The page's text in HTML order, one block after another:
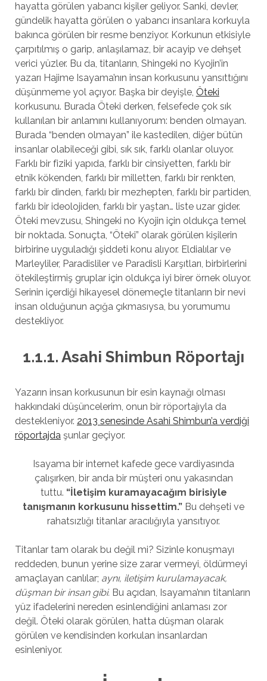
hayatta görülen yabancı kişiler geliyor. Sanki, devler,
gündelik hayatta görülen o yabancı insanlara korkuyla
bakınca görülen bir resme benziyor. Korkunun etkisiyle
çarpıtılmış o garip, anlaşılamaz, bir acayip ve dehşet
verici yüzler. Bu da, titanların, Shingeki no Kyojin’in
yazarı Hajime Isayama’nın insan korkusunu yansıttığını
düşünmeme yol açıyor. Başka bir deyişle, Öteki
korkusunu. Burada Öteki derken, felsefede çok sık
kullanılan bir anlamını kullanıyorum: benden olmayan.
Burada “benden olmayan” ile kastedilen, diğer bütün
insanlar olabileceği gibi, sık sık, farklı olanlar oluyor.
Farklı bir fiziki yapıda, farklı bir cinsiyetten, farklı bir
etnik kökenden, farklı bir milletten, farklı bir renkten,
farklı bir dinden, farklı bir mezhepten, farklı bir partiden,
farklı bir ideolojiden, farklı bir yaştan… liste uzar gider.
Öteki mevzusu, Shingeki no Kyojin için oldukça temel
bir noktada. Sonuçta, “Öteki” olarak görülen kişilerin
birbirine uyguladığı şiddeti konu alıyor. Eldialılar ve
Marleyliler, Paradisliler ve Paradisli Karşıtları, birbirlerini
ötekileştirmiş gruplar için oldukça iyi birer örnek oluyor.
Serinin içerdiği hikayesel dönemeçle titanların bir nevi
insan olduğunun açığa çıkmasıysa, bu yorumumu
destekliyor.
1.1.1. Asahi Shimbun Röportajı
Yazarın insan korkusunun bir esin kaynağı olması
hakkındaki düşüncelerim, onun bir röportajıyla da
destekleniyor. 2013 senesinde Asahi Shimbun’a verdiği
röportajdaşunlar geçiyor.
Isayama bir internet kafede gece vardiyasında
çalışırken, bir anda bir müşteri onu yakasından
tuttu. “İletişim kuramayacağım birisiyle
tanışmanın korkusunu hissettim.” Bu dehşeti ve
rahatsızlığı titanlar aracılığıyla yansıtıyor.
Titanlar tam olarak bu değil mi? Sizinle konuşmayı
reddeden, bunun yerine size zarar vermeyi, öldürmeyi
amaçlayan canlılar; aynı, iletişim kurulamayacak,
düşman bir insan gibi.Bu açıdan, Isayama’nın titanların
yüz ifadelerini nereden esinlendiğini anlaması zor
değil. Öteki olarak görülen, hatta düşman olarak
görülen ve kendisinden korkulan insanlardan
esinleniyor.